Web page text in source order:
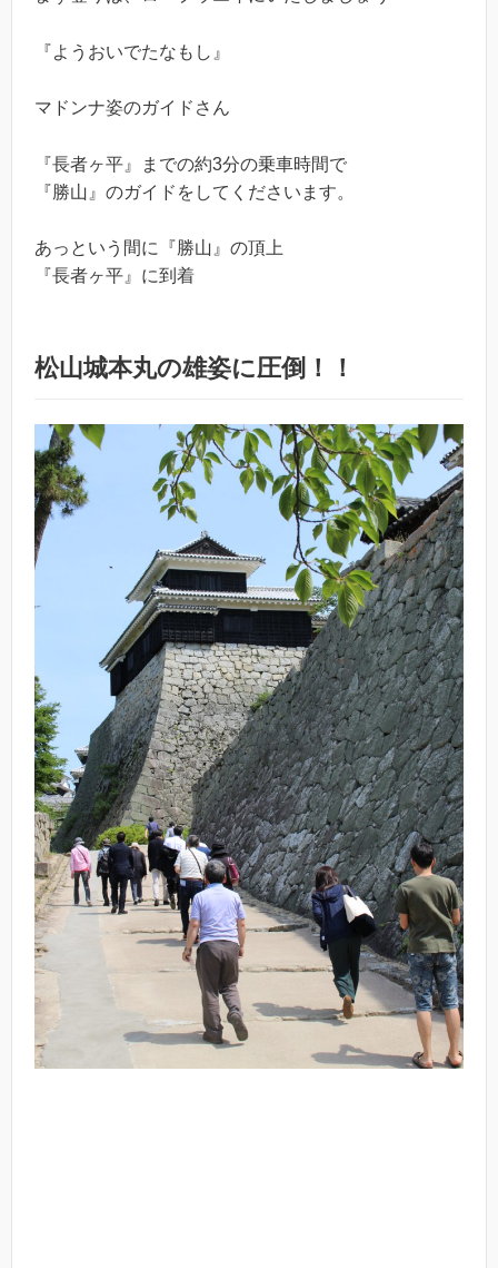
『ようおいでたなもし』
マドンナ姿のガイドさん
『長者ヶ平』までの約3分の乗車時間で
『勝山』のガイドをしてくださいます。
あっという間に『勝山』の頂上
『長者ヶ平』に到着
松山城本丸の雄姿に圧倒！！